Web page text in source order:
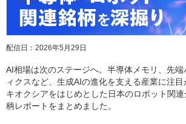
配信日： 2026年5月29日
AI相場は次のステージへ。半導体メモリ、先
ィクスなど、生成AIの進化を支える産業に注目
キオクシアをはじめとした日本のロボット関
柄レポートをまとめました。